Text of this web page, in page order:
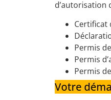
d’autorisation
Certificat
Permis
Permis
Permis
Votre